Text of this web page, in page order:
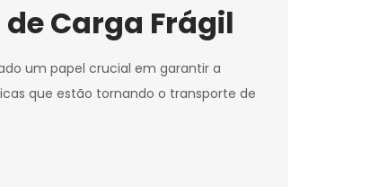
Carga Frágil
um papel crucial em garantir a
que estão tornando o transporte de